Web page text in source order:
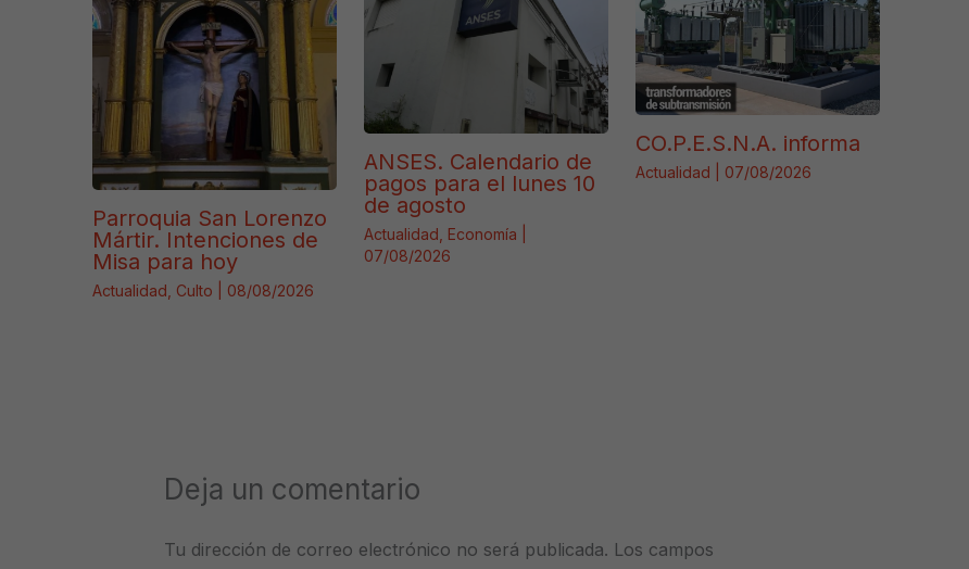
Parroquia San Lorenzo
Mártir. Intenciones de
Misa para hoy
Actualidad, Culto 08/08/2026
ANSES. Calendario de
pagos para el lunes 10
de agosto
Actualidad Economía
07/08/2026
CO.P.E.S.N.A. informa
Actualidad 07/08/2026
Deja un comentario
Tu dirección de correo electrónico no será publicada. Los campos